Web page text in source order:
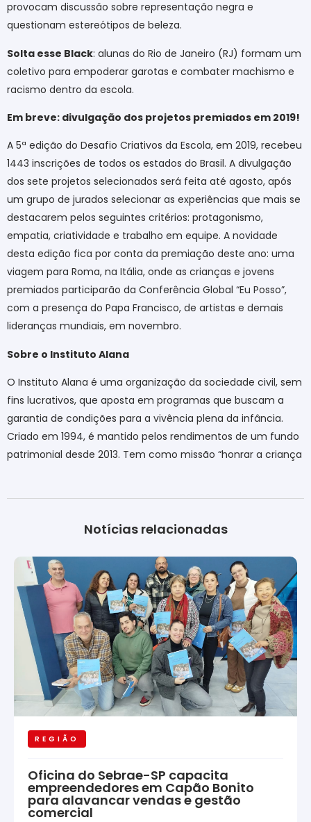
provocam discussão sobre representação negra e
questionam estereótipos de beleza.
Solta esse Black: alunas do Rio de Janeiro (RJ) formam um
coletivo para empoderar garotas e combater machismo e
racismo dentro da escola.
Em breve: divulgação dos projetos premiados em 2019!
A 5ª edição do Desafio Criativos da Escola, em 2019, recebeu
1443 inscrições de todos os estados do Brasil. A divulgação
dos sete projetos selecionados será feita até agosto, após
um grupo de jurados selecionar as experiências que mais se
destacarem pelos seguintes critérios: protagonismo,
empatia, criatividade e trabalho em equipe. A novidade
desta edição fica por conta da premiação deste ano: uma
viagem para Roma, na Itália, onde as crianças e jovens
premiados participarão da Conferência Global “Eu Posso”,
com a presença do Papa Francisco, de artistas e demais
lideranças mundiais, em novembro.
Sobre o Instituto Alana
O Instituto Alana é uma organização da sociedade civil, sem
fins lucrativos, que aposta em programas que buscam a
garantia de condições para a vivência plena da infância.
Criado em 1994, é mantido pelos rendimentos de um fundo
patrimonial desde 2013. Tem como missão “honrar a criança
Notícias relacionadas
REGIÃO
Oficina do Sebrae-SP capacita
empreendedores em Capão Bonito
para alavancar vendas e gestão
comercial